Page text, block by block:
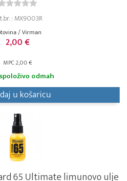
: MX9003R
/ Virman
2,00 €
MPC 2,00 €
odmah
u košaricu
65 Ultimate limunovo ulje